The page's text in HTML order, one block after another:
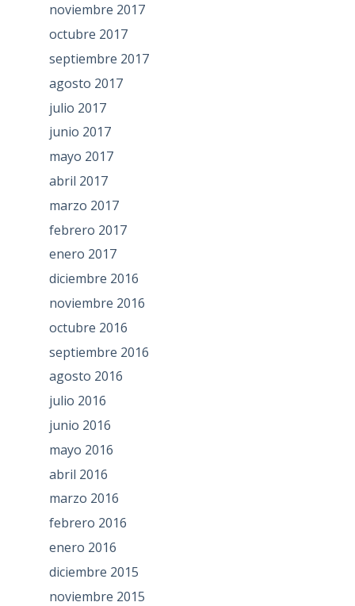
noviembre 2017
octubre 2017
septiembre 2017
agosto 2017
julio 2017
junio 2017
mayo 2017
abril 2017
marzo 2017
febrero 2017
enero 2017
diciembre 2016
noviembre 2016
octubre 2016
septiembre 2016
agosto 2016
julio 2016
junio 2016
mayo 2016
abril 2016
marzo 2016
febrero 2016
enero 2016
diciembre 2015
noviembre 2015